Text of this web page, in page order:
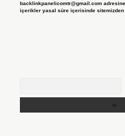
backlinkpanelicomtr@gmail.com
içerikler yasal süre içerisinde sitemizden